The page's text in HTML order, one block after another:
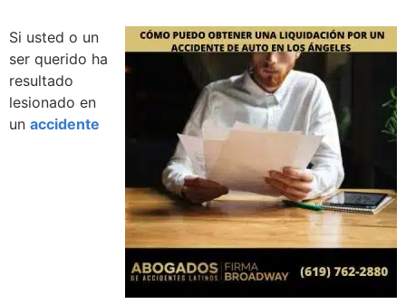
Si usted o un
ser querido ha
resultado
lesionado en
un accidente